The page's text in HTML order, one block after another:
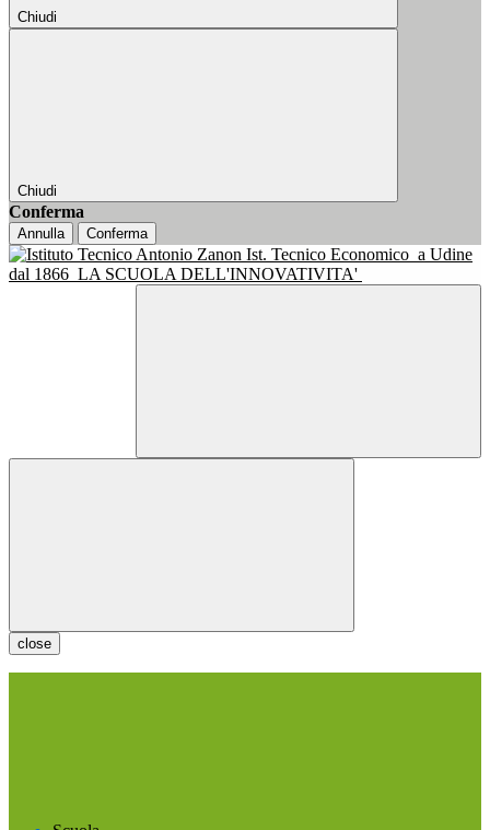
Chiudi
Chiudi
Conferma
Annulla Conferma
Ist. Tecnico Economico a Udine
dal 1866 LA SCUOLA DELL'INNOVATIVITA'
close